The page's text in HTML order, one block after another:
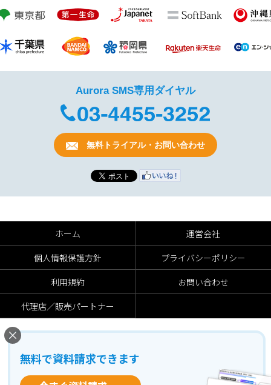
無料で資料請求できます
Aurora SMS専用ダイヤル
無料トライアル・お問い合わせ
ホーム
運営会社
個人情報保護方針
プライバシーポリシー
利用規約
お問い合わせ
代理店／販売パートナー